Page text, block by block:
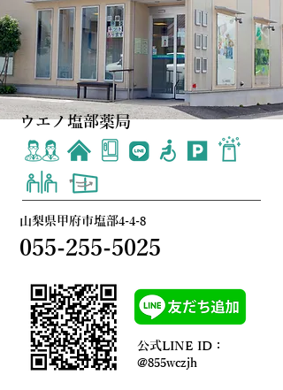
ウエノ塩部薬局
山梨県甲府市塩部4-4-8
055-255-5025
公式LINE ID：
@855wczjh